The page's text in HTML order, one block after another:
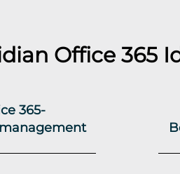
Office 365
365-